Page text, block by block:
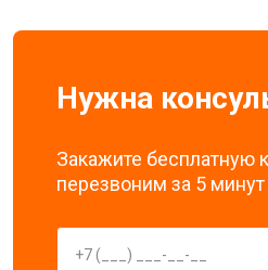
Нужна
Закажите бесплатную
перезвоним за 5 минут